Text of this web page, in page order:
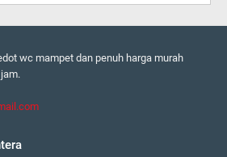
wc mampet dan penuh harga murah